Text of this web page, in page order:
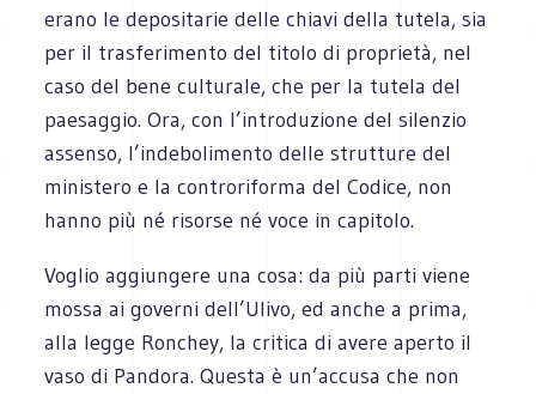
erano le depositarie delle chiavi della tutela, sia
per il trasferimento del titolo di proprietà, nel
caso del bene culturale, che per la tutela del
paesaggio. Ora, con l’introduzione del silenzio
assenso, l’indebolimento delle strutture del
ministero e la controriforma del Codice, non
hanno più né risorse né voce in capitolo.
Voglio aggiungere una cosa: da più parti viene
mossa ai governi dell’Ulivo, ed anche a prima,
alla legge Ronchey, la critica di avere aperto il
vaso di Pandora. Questa è un’accusa che non